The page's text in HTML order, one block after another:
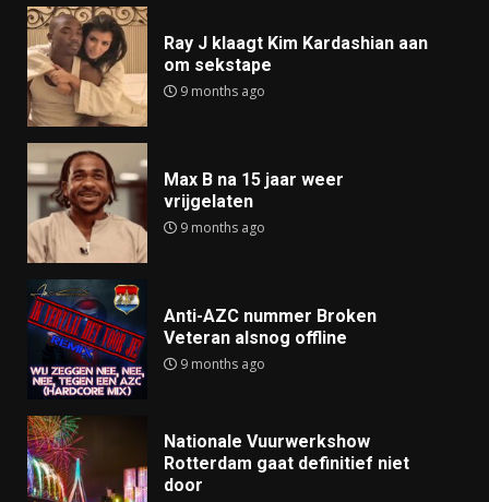
Ray J klaagt Kim Kardashian aan
om sekstape
9 months ago
Max B na 15 jaar weer
vrijgelaten
9 months ago
Anti-AZC nummer Broken
Veteran alsnog offline
9 months ago
Nationale Vuurwerkshow
Rotterdam gaat definitief niet
door